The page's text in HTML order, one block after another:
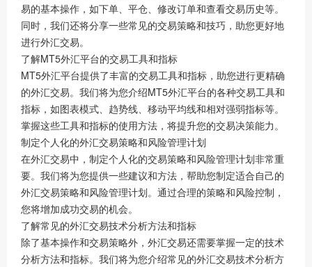
易的基本操作，如下单、平仓、修改订单和查看交易历史等。
同时，我们还将分享一些常见的交易策略和技巧，助您更好地
进行外汇交易。
了解MT5外汇平台的交易工具和指标
MT5外汇平台提供了丰富的交易工具和指标，助您进行更精确
的外汇交易。我们将为您介绍MT5外汇平台的各种交易工具和
指标，如图表模式、趋势线、移动平均线和相对强弱指标等。
掌握这些工具和指标的使用方法，将提升您的交易决策能力。
制定个人化的外汇交易策略和风险管理计划
在外汇交易中，制定个人化的交易策略和风险管理计划非常重
要。我们将为您提供一些建议和方法，帮助您制定适合自己的
外汇交易策略和风险管理计划。通过合理的策略和风险控制，
您将增加成功交易的机会。
了解常见的外汇交易技术分析方法和指标
除了基本操作和交易策略外，外汇交易还需要掌握一定的技术
分析方法和指标。我们将为您介绍常见的外汇交易技术分析方